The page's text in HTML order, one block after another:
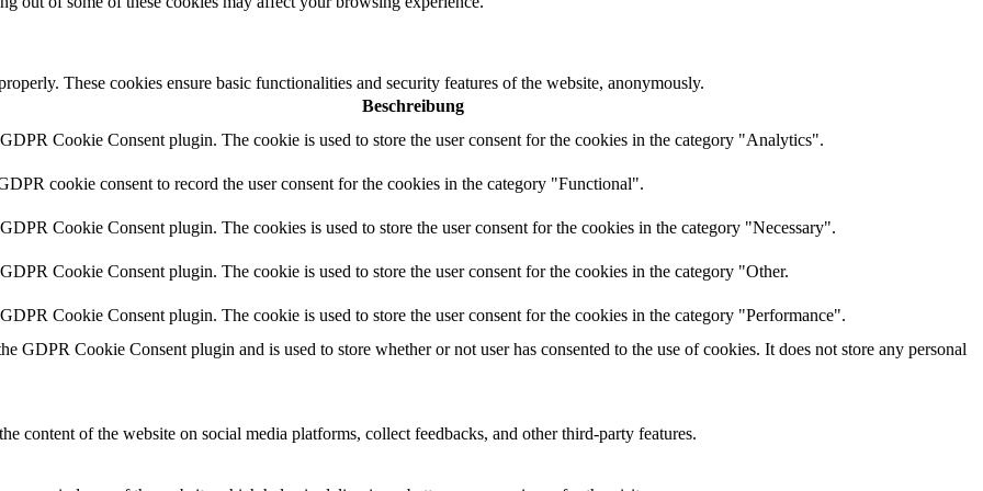
These cookies ensure basic functionalities and security features of the website, anonymously.
Beschreibung
Cookie Consent plugin. The cookie is used to store the user consent for the cookies in the category "Analytics".
cookie consent to record the user consent for the cookies in the category "Functional".
Cookie Consent plugin. The cookies is used to store the user consent for the cookies in the category "Necessary".
Cookie Consent plugin. The cookie is used to store the user consent for the cookies in the category "Other.
Cookie Consent plugin. The cookie is used to store the user consent for the cookies in the category "Performance".
GDPR Cookie Consent plugin and is used to store whether or not user has consented to the use of cookies. It does not store any personal
content of the website on social media platforms, collect feedbacks, and other third-party features.